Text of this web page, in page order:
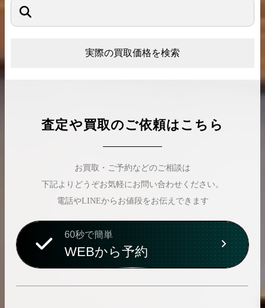
実際の買取価格を検索
査定や買取のご依頼はこちら
お買取・ご予約などのご相談は
下記よりどうぞお気軽にお問い合わせください。
電話やLINEからお値段をお伝えできます
60秒で簡単
WEBから予約